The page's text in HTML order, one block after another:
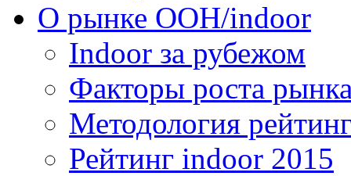
О рынке OOH/indoor
Indoor за рубежом
Факторы роста
Методология
Рейтинг indoor 2015